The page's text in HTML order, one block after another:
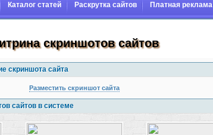
Каталог статей Раскрутка сайтов Платная реклама
скриншотов сайтов
скриншота сайта
Разместить скриншот сайта
сайтов в системе